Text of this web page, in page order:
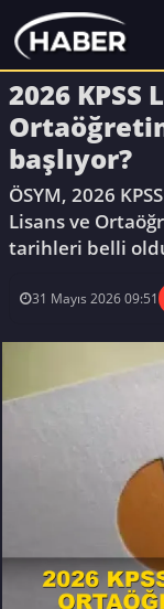
2026 KPSS
başlıyor?
ÖSYM, 2026
Lisans ve
tarihleri belli
31 Mayıs 2026 09:51